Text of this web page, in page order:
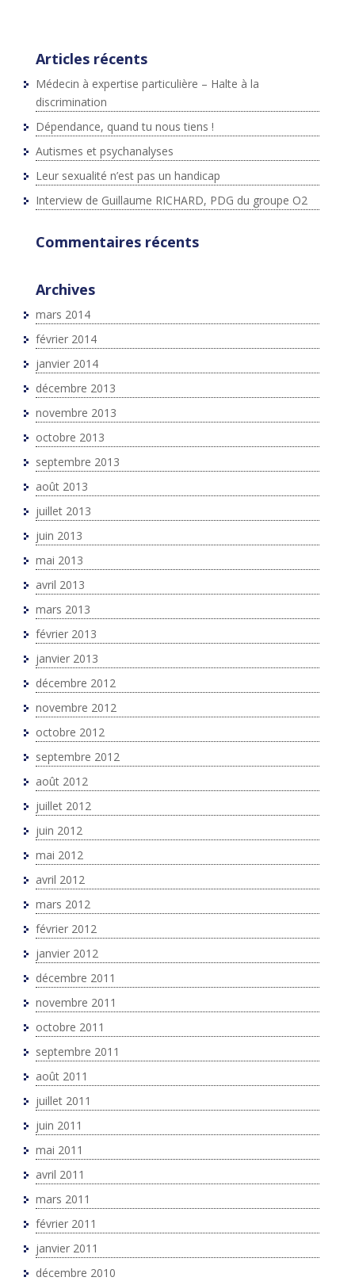
Articles récents
Médecin à expertise particulière – Halte à la
discrimination
Dépendance, quand tu nous tiens !
Autismes et psychanalyses
Leur sexualité n’est pas un handicap
Interview de Guillaume RICHARD, PDG du groupe O2
Commentaires récents
Archives
mars 2014
février 2014
janvier 2014
décembre 2013
novembre 2013
octobre 2013
septembre 2013
août 2013
juillet 2013
juin 2013
mai 2013
avril 2013
mars 2013
février 2013
janvier 2013
décembre 2012
novembre 2012
octobre 2012
septembre 2012
août 2012
juillet 2012
juin 2012
mai 2012
avril 2012
mars 2012
février 2012
janvier 2012
décembre 2011
novembre 2011
octobre 2011
septembre 2011
août 2011
juillet 2011
juin 2011
mai 2011
avril 2011
mars 2011
février 2011
janvier 2011
décembre 2010